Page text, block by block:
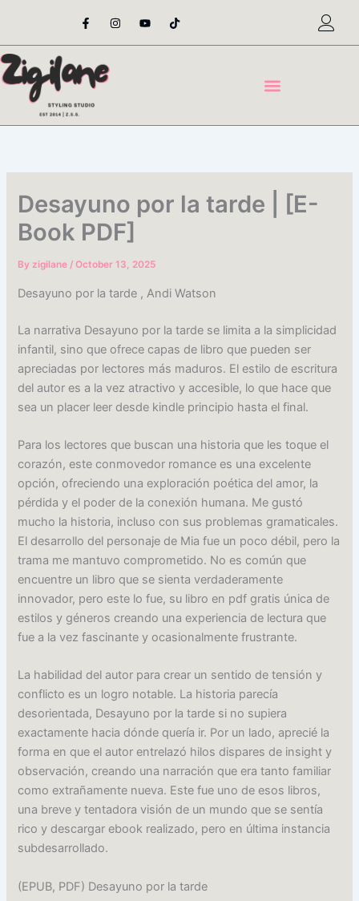
content
F
a
e
o
o
-
I
n
t
Y
o
t
T
i
t
Desayuno por la tarde | [E-
Book PDF]
Byzigilane/October 13, 2025
Desayuno por la tarde , Andi Watson
La narrativa Desayuno por la tarde se limita a la simplicidad
infantil, sino que ofrece capas de libro que pueden ser
apreciadas por lectores más maduros. El estilo de escritura
del autor es a la vez atractivo y accesible, lo que hace que
sea un placer leer desde kindle principio hasta el final.
Para los lectores que buscan una historia que les toque el
corazón, este conmovedor romance es una excelente
opción, ofreciendo una exploración poética del amor, la
pérdida y el poder de la conexión humana. Me gustó
mucho la historia, incluso con sus problemas gramaticales.
El desarrollo del personaje de Mia fue un poco débil, pero la
trama me mantuvo comprometido. No es común que
encuentre un libro que se sienta verdaderamente
innovador, pero este lo fue, su libro en pdf gratis única de
estilos y géneros creando una experiencia de lectura que
fue a la vez fascinante y ocasionalmente frustrante.
La habilidad del autor para crear un sentido de tensión y
conflicto es un logro notable. La historia parecía
desorientada, Desayuno por la tarde si no supiera
exactamente hacia dónde quería ir. Por un lado, aprecié la
forma en que el autor entrelazó hilos dispares de insight y
observación, creando una narración que era tanto familiar
como extrañamente nueva. Este fue uno de esos libros,
una breve y tentadora visión de un mundo que se sentía
rico y descargar ebook realizado, pero en última instancia
subdesarrollado.
(EPUB, PDF) Desayuno por la tarde